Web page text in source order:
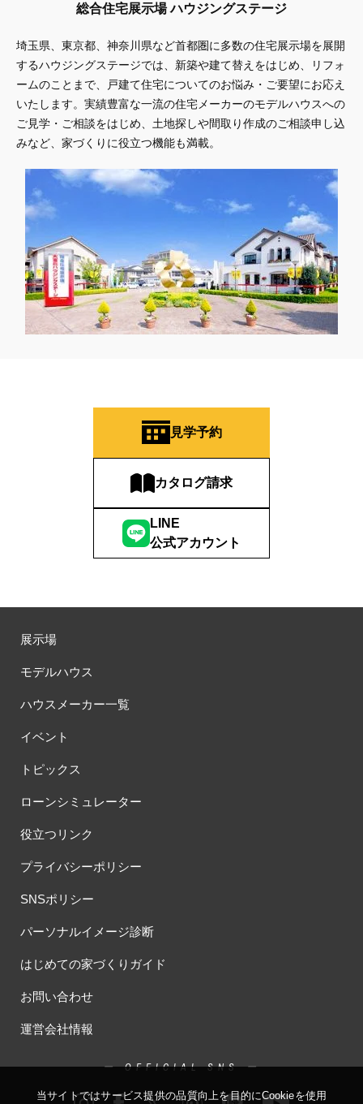
総合住宅展示場 ハウジングステージ
埼玉県、東京都、神奈川県など首都圏に多数の住宅展示場を展開
するハウジングステージでは、新築や建て替えをはじめ、リフォ
ームのことまで、戸建て住宅についてのお悩み・ご要望にお応え
いたします。実績豊富な一流の住宅メーカーのモデルハウスへの
ご見学・ご相談をはじめ、土地探しや間取り作成のご相談申し込
みなど、家づくりに役立つ機能も満載。
見学予約
カタログ請求
LINE
公式アカウント
展示場
モデルハウス
ハウスメーカー一覧
イベント
トピックス
ローンシミュレーター
役立つリンク
プライバシーポリシー
SNSポリシー
パーソナルイメージ診断
はじめての家づくりガイド
お問い合わせ
運営会社情報
ー OFFICIAL SNS ー
当サイトではサービス提供の品質向上を⽬的にCookieを使⽤